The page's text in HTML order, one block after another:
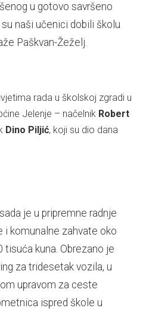
u gotovo savršeno
naši učenici dobili školu
Paškvan-Žeželj.
rada u školskoj zgradi u
Jelenje – načelnik Robert
Dino Piljić, koji su dio dana
je u pripremne radnje
i komunalne zahvate oko
kuna. Obrezano je
za tridesetak vozila, u
upravom za ceste
ispred škole u